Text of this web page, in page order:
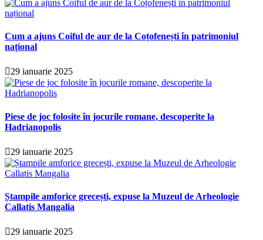
Cum a ajuns Coiful de aur de la Coțofenești în patrimoniul
național
29 ianuarie 2025
Piese de joc folosite în jocurile romane, descoperite la
Hadrianopolis
29 ianuarie 2025
Ștampile amforice grecești, expuse la Muzeul de Arheologie
Callatis Mangalia
29 ianuarie 2025